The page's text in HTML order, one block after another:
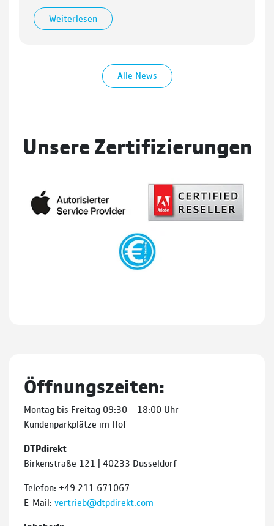
Weiterlesen
Alle News
Unsere Zertifizierungen
Öffnungszeiten:
Montag bis Freitag 09:30 – 18:00 Uhr
Kundenparkplätze im Hof
DTPdirekt
Birkenstraße 121 | 40233 Düsseldorf
Telefon: +49 211 671067
E-Mail: vertrieb@dtpdirekt.com